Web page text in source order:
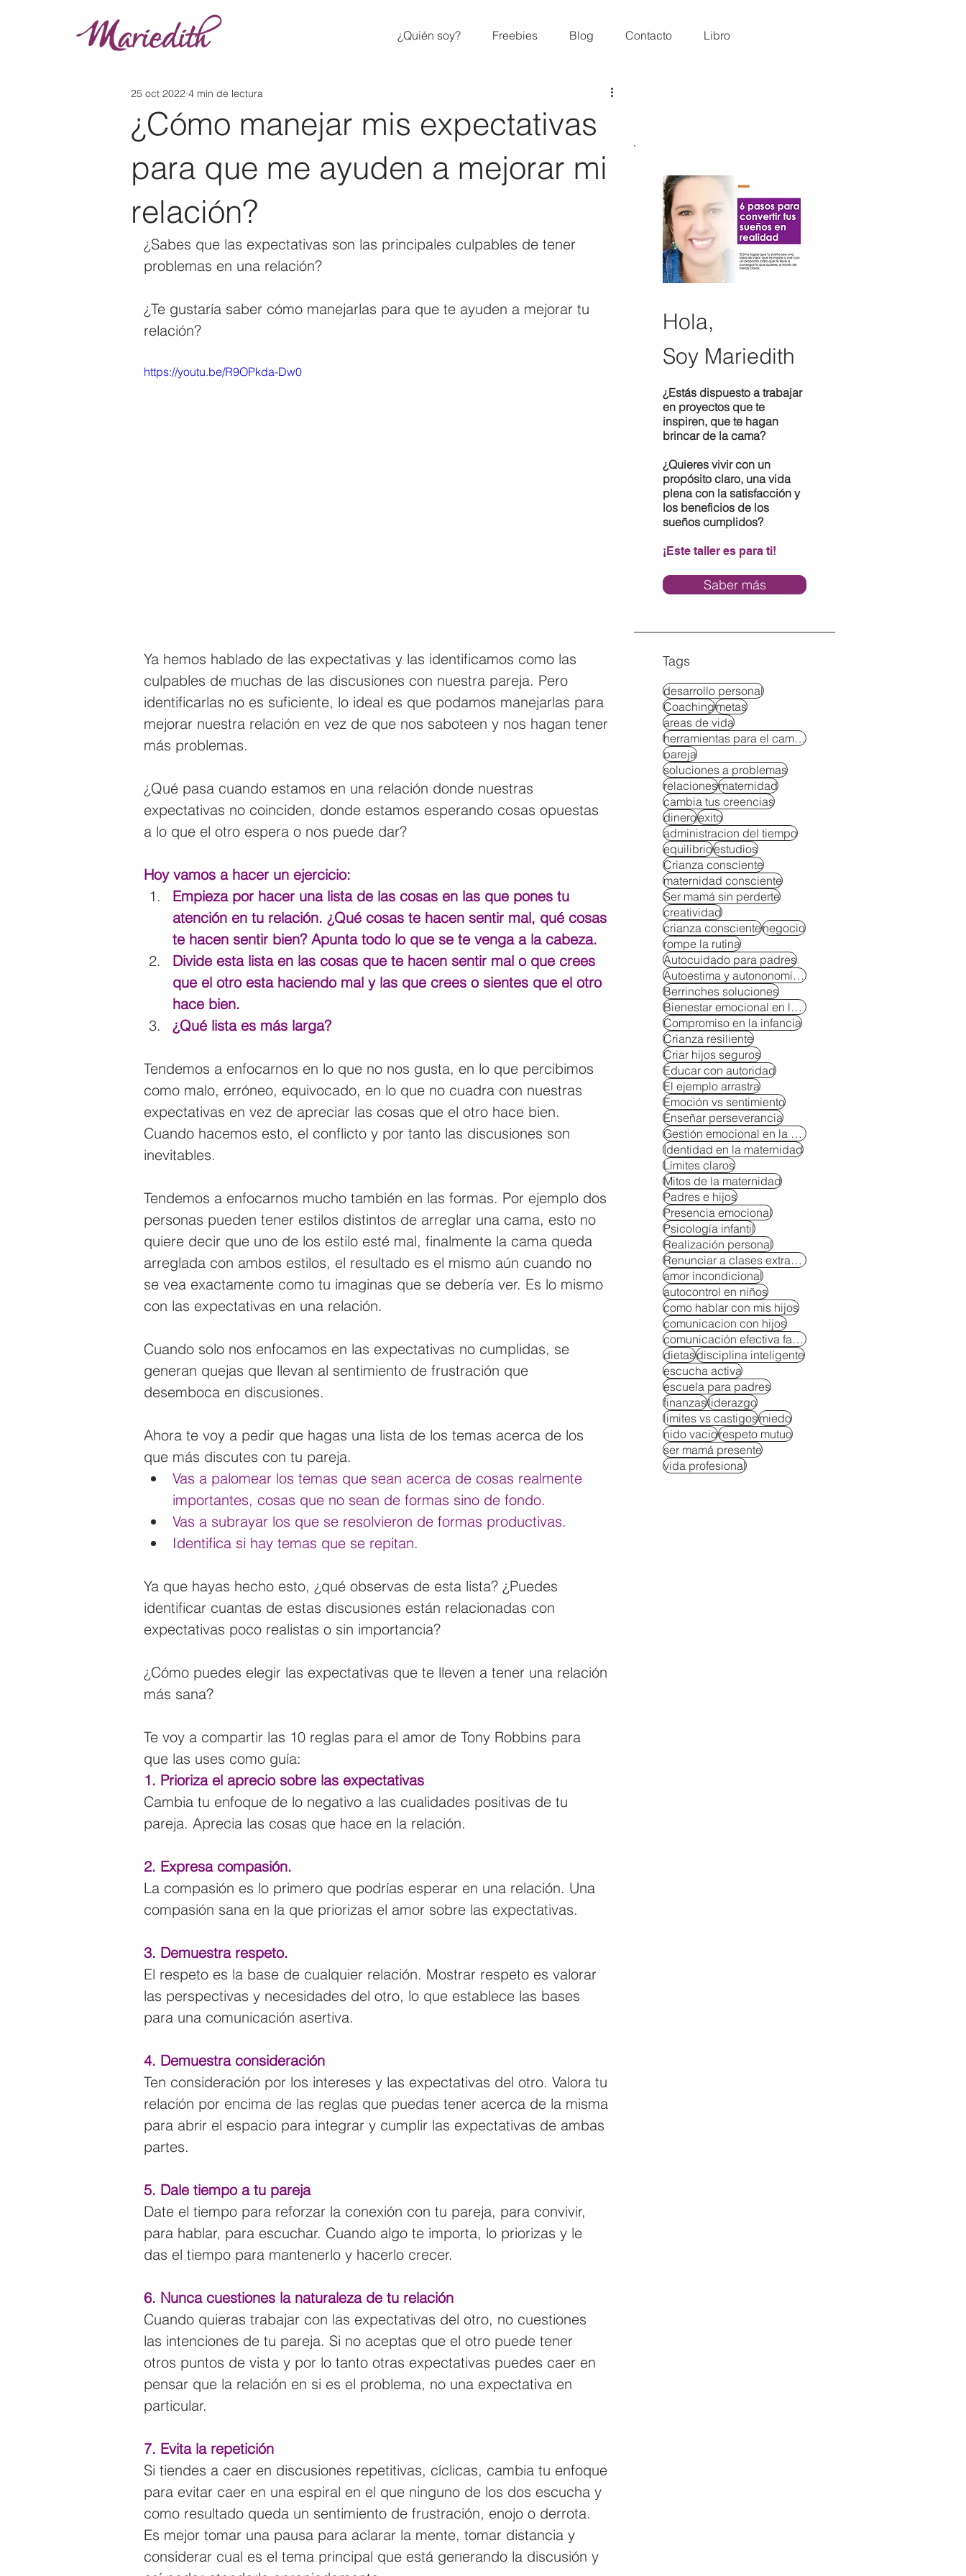
¿Quién soy? Freebies Blog Contacto Libro
¿Cómo manejar mis expectativas
para que me ayuden a mejorar mi
relación?
25 oct 2022 4 min de lectura
¿Sabes que las expectativas son las principales culpables de tener
problemas en una relación?
¿Te gustaría saber cómo manejarlas para que te ayuden a mejorar tu
relación?
https://youtu.be/R9OPkda-Dw0
Ya hemos hablado de las expectativas y las identificamos como las
culpables de muchas de las discusiones con nuestra pareja. Pero
identificarlas no es suficiente, lo ideal es que podamos manejarlas para
mejorar nuestra relación en vez de que nos saboteen y nos hagan tener
más problemas.
¿Qué pasa cuando estamos en una relación donde nuestras
expectativas no coinciden, donde estamos esperando cosas opuestas
a lo que el otro espera o nos puede dar?
Hoy vamos a hacer un ejercicio:
Empieza por hacer una lista de las cosas en las que pones tu
atención en tu relación. ¿Qué cosas te hacen sentir mal, qué cosas
te hacen sentir bien? Apunta todo lo que se te venga a la cabeza.
Divide esta lista en las cosas que te hacen sentir mal o que crees
que el otro esta haciendo mal y las que crees o sientes que el otro
hace bien.
¿Qué lista es más larga?
Tendemos a enfocarnos en lo que no nos gusta, en lo que percibimos
como malo, erróneo, equivocado, en lo que no cuadra con nuestras
expectativas en vez de apreciar las cosas que el otro hace bien.
Cuando hacemos esto, el conflicto y por tanto las discusiones son
inevitables.
Tendemos a enfocarnos mucho también en las formas. Por ejemplo dos
personas pueden tener estilos distintos de arreglar una cama, esto no
quiere decir que uno de los estilo esté mal, finalmente la cama queda
arreglada con ambos estilos, el resultado es el mismo aún cuando no
se vea exactamente como tu imaginas que se debería ver. Es lo mismo
con las expectativas en una relación.
Cuando solo nos enfocamos en las expectativas no cumplidas, se
generan quejas que llevan al sentimiento de frustración que
desemboca en discusiones.
Ahora te voy a pedir que hagas una lista de los temas acerca de los
que más discutes con tu pareja.
Vas a palomear los temas que sean acerca de cosas realmente
importantes, cosas que no sean de formas sino de fondo.
Vas a subrayar los que se resolvieron de formas productivas.
Identifica si hay temas que se repitan.
Ya que hayas hecho esto, ¿qué observas de esta lista? ¿Puedes
identificar cuantas de estas discusiones están relacionadas con
expectativas poco realistas o sin importancia?
¿Cómo puedes elegir las expectativas que te lleven a tener una relación
más sana?
Te voy a compartir las 10 reglas para el amor de Tony Robbins para
que las uses como guía:
1. Prioriza el aprecio sobre las expectativas
Cambia tu enfoque de lo negativo a las cualidades positivas de tu
pareja. Aprecia las cosas que hace en la relación.
2. Expresa compasión.
La compasión es lo primero que podrías esperar en una relación. Una
compasión sana en la que priorizas el amor sobre las expectativas.
3. Demuestra respeto.
El respeto es la base de cualquier relación. Mostrar respeto es valorar
las perspectivas y necesidades del otro, lo que establece las bases
para una comunicación asertiva.
4. Demuestra consideración
Ten consideración por los intereses y las expectativas del otro. Valora tu
relación por encima de las reglas que puedas tener acerca de la misma
para abrir el espacio para integrar y cumplir las expectativas de ambas
partes.
5. Dale tiempo a tu pareja
Date el tiempo para reforzar la conexión con tu pareja, para convivir,
para hablar, para escuchar. Cuando algo te importa, lo priorizas y le
das el tiempo para mantenerlo y hacerlo crecer.
6. Nunca cuestiones la naturaleza de tu relación
Cuando quieras trabajar con las expectativas del otro, no cuestiones
las intenciones de tu pareja. Si no aceptas que el otro puede tener
otros puntos de vista y por lo tanto otras expectativas puedes caer en
pensar que la relación en si es el problema, no una expectativa en
particular.
7. Evita la repetición
Si tiendes a caer en discusiones repetitivas, cíclicas, cambia tu enfoque
para evitar caer en una espiral en el que ninguno de los dos escucha y
como resultado queda un sentimiento de frustración, enojo o derrota.
Es mejor tomar una pausa para aclarar la mente, tomar distancia y
considerar cual es el tema principal que está generando la discusión y
Hola,
Soy Mariedith
¿Estás dispuesto a trabajar
en proyectos que te
inspiren, que te hagan
brincar de la cama?
¿Quieres vivir con un
propósito claro, una vida
plena con la satisfacción y
los beneficios de los
sueños cumplidos?
¡Este taller es para ti!
Saber más
Tags
desarrollo personal
Coachingmetas
areas de vida
herramientas para el cambio
pareja
soluciones a problemas
relacionesmaternidad
cambia tus creencias
dineroexito
administracion del tiempo
equilibrioestudios
Crianza consciente
maternidad consciente
Ser mamá sin perderte
creatividad
crianza conscientenegocio
rompe la rutina
Autocuidado para padres
Autoestima y autononomía en niños
Berrinches soluciones
Bienestar emocional en la crianza
Compromiso en la infancia
Crianza resiliente
Criar hijos seguros
Educar con autoridad
El ejemplo arrastra
Emoción vs sentimiento
Enseñar perseverancia
Gestión emocional en la crianza
Identidad en la maternidad
Límites claros
Mitos de la maternidad
Padres e hijos
Presencia emocional
Psicología infantil
Realización personal
Renunciar a clases extracurriculares
amor incondicional
autocontrol en niños
como hablar con mis hijos
comunicacion con hijos
comunicación efectiva familiar
dietasdisciplina inteligente
escucha activa
escuela para padres
finanzasliderazgo
limites vs castigosmiedo
nido vaciorespeto mutuo
ser mamá presente
vida profesional